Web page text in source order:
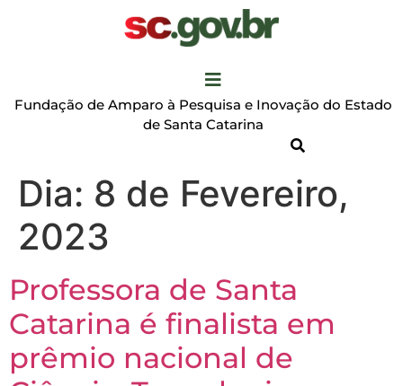
Fundação de Amparo à Pesquisa e Inovação do Estado
de Santa Catarina
Dia: 8 de Fevereiro,
2023
Professora de Santa
Catarina é finalista em
prêmio nacional de